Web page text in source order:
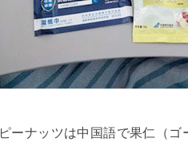
ピーナッツは中国語で果仁（ゴ